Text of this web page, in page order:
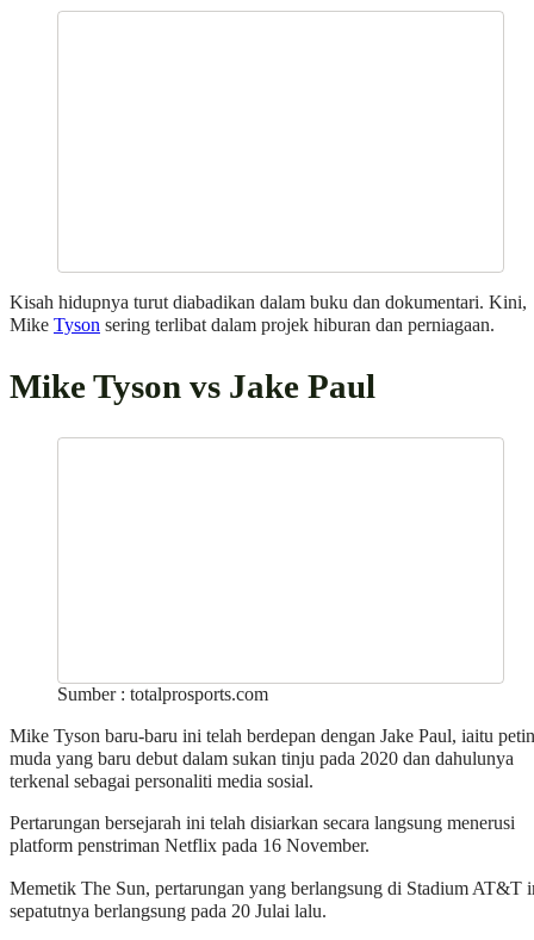
Kisah hidupnya turut diabadikan dalam buku dan dokumentari. Kini,
Mike Tyson sering terlibat dalam projek hiburan dan perniagaan.
Mike Tyson vs Jake Paul
Sumber : totalprosports.com
Mike Tyson baru-baru ini telah berdepan dengan Jake Paul, iaitu
muda yang baru debut dalam sukan tinju pada 2020 dan dahulunya
terkenal sebagai personaliti media sosial.
Pertarungan bersejarah ini telah disiarkan secara langsung menerusi
platform penstriman Netflix pada 16 November.
Memetik The Sun, pertarungan yang berlangsung di Stadium AT&T
sepatutnya berlangsung pada 20 Julai lalu.